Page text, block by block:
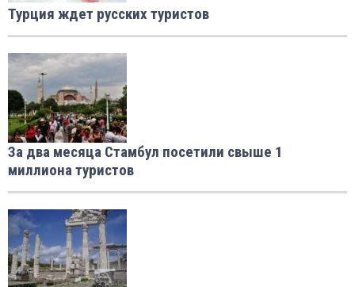
Турция ждет русских туристов
За два месяца Стамбул посетили свыше 1
миллиона туристов